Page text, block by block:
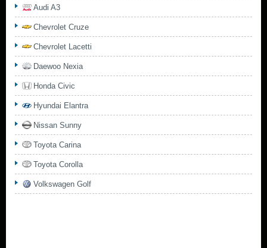
Audi A3
Chevrolet Cruze
Chevrolet Lacetti
Daewoo Nexia
Honda Civic
Hyundai Elantra
Nissan Sunny
Toyota Carina
Toyota Corolla
Volkswagen Golf